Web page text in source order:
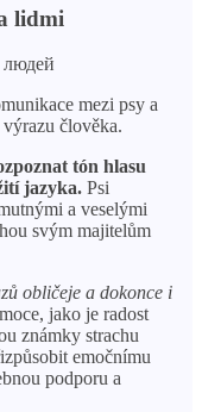
lidmi
mezi psy a
člověka.
tón hlasu
jazyka. Psi
a veselými
svým majitelům
obličeje a dokonce i
jako je radost
známky strachu
emočnímu
podporu a